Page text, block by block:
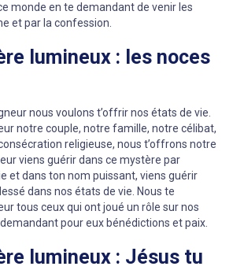
monde en te demandant de venir les
et par la confession.
lumineux : les noces
nous voulons t’offrir nos états de vie.
notre couple, notre famille, notre célibat,
religieuse, nous t’offrons notre
viens guérir dans ce mystère par
et dans ton nom puissant, viens guérir
dans nos états de vie. Nous te
tous ceux qui ont joué un rôle sur nos
pour eux bénédictions et paix.
lumineux : Jésus tu